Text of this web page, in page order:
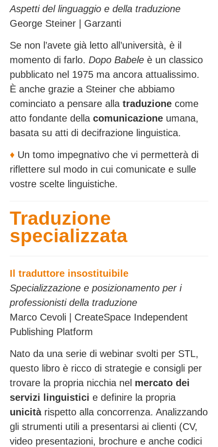
Aspetti del linguaggio e della traduzione
George Steiner | Garzanti
Se non l’avete già letto all’università, è il
momento di farlo. Dopo Babele è un classico
pubblicato nel 1975 ma ancora attualissimo.
È anche grazie a Steiner che abbiamo
cominciato a pensare alla traduzione come
atto fondante della comunicazione umana,
basata su atti di decifrazione linguistica.
♦️ Un tomo impegnativo che vi permetterà di
riflettere sul modo in cui comunicate e sulle
vostre scelte linguistiche.
Traduzione
specializzata
Il traduttore insostituibile
Specializzazione e posizionamento per i
professionisti della traduzione
Marco Cevoli | CreateSpace Independent
Publishing Platform
Nato da una serie di webinar svolti per STL,
questo libro è ricco di strategie e consigli per
trovare la propria nicchia nel mercato dei
servizi linguistici e definire la propria
unicitàrispetto alla concorrenza. Analizzando
gli strumenti utili a presentarsi ai clienti (CV,
video presentazioni, brochure e anche codici